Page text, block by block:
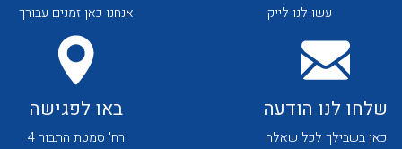
עשו לנו לייק אנחנו כאן זמנים עבורך
שלחו לנו הודעה
כאן בשבילך לכל שאלה
באו לפגישה
רח' סמטת התבור 4